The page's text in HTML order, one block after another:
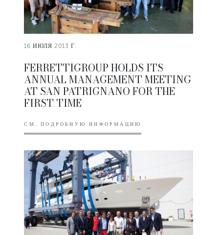
16 ИЮЛЯ 2013 Г.
FERRETTIGROUP HOLDS ITS
ANNUAL MANAGEMENT MEETING
AT SAN PATRIGNANO FOR THE
FIRST TIME
СМ. ПОДРОБНУЮ ИНФОРМАЦИЮ